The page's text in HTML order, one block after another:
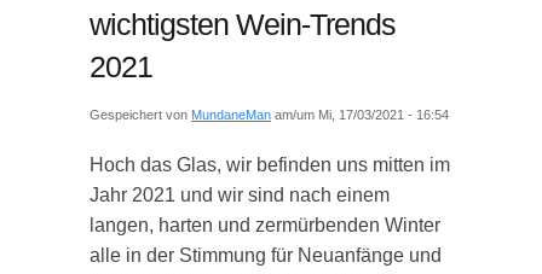
wichtigsten Wein-Trends
2021
Gespeichert von MundaneMan am/um Mi, 17/03/2021 - 16:54
Hoch das Glas, wir befinden uns mitten im
Jahr 2021 und wir sind nach einem
langen, harten und zermürbenden Winter
alle in der Stimmung für Neuanfänge und